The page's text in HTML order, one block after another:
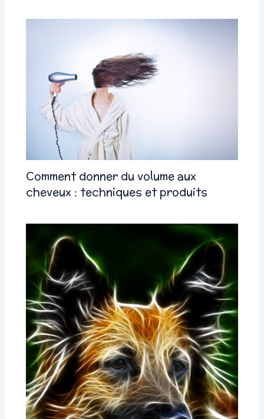
Comment donner du volume aux
cheveux : techniques et produits